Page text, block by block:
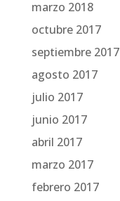
marzo 2018
octubre 2017
septiembre 2017
agosto 2017
julio 2017
junio 2017
abril 2017
marzo 2017
febrero 2017